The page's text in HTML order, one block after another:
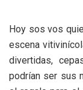
Hoy sos vos
escena
divertidas,
podrían ser sus